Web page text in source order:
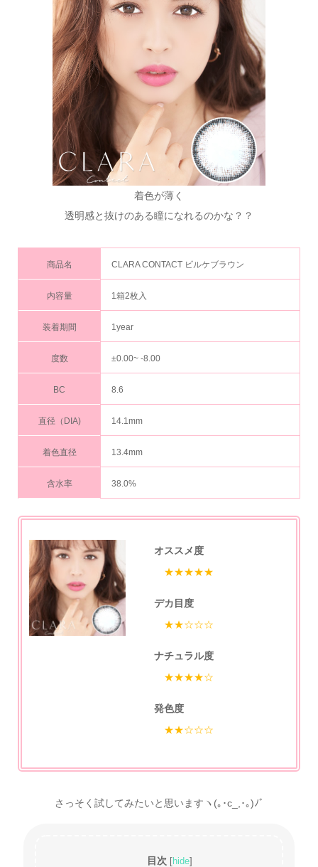
着色が薄く
透明感と抜けのある瞳になれるのかな？？
商品名 CLARA CONTACT ビルケブラウン
内容量 1箱2枚入
装着期間 1year
度数 ±0.00~ -8.00
BC 8.6
直径（DIA) 14.1mm
着色直径 13.4mm
含水率 38.0%
オススメ度
★★★★★
デカ目度
★★☆☆☆
ナチュラル度
★★★★☆
発色度
★★☆☆☆
さっそく試してみたいと思いますヽ(｡･c_,･｡)ﾉﾞ
目次 [hide]